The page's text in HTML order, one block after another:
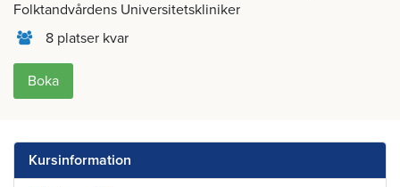
Folktandvårdens Universitetskliniker
8 platser kvar
Boka
Kursinformation